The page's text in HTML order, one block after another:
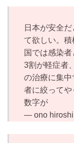
日本が安全
て欲しい。
国では感染者
3割が軽症者
の治療に集
者に絞って
数字が
— ono hiroshi